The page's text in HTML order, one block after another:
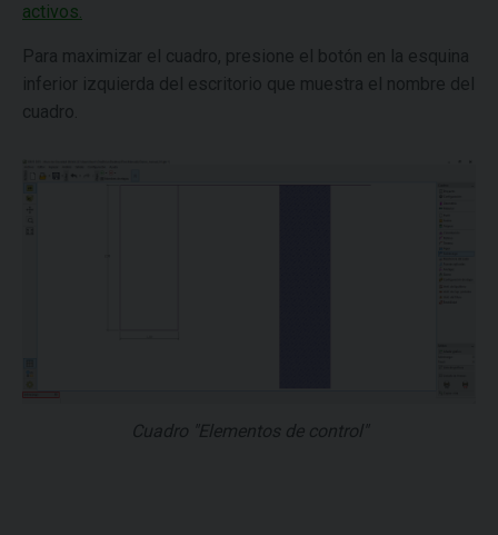
activos.
Para maximizar el cuadro, presione el botón en la esquina
inferior izquierda del escritorio que muestra el nombre del
cuadro.
Cuadro "Elementos de control"